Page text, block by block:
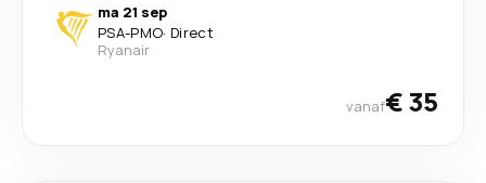
ma 21 sep
PSA-PMO· Direct
Ryanair
vanaf€ 35